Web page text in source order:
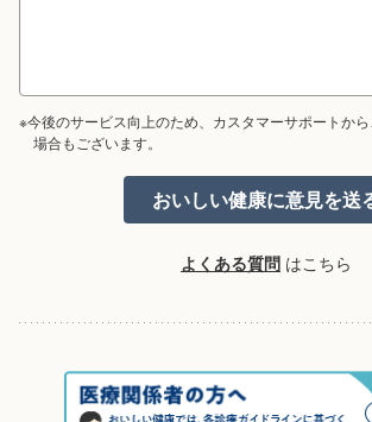
※今後のサービス向上のため、カスタマーサポートか
場合もございます。
よくある質問 はこちら